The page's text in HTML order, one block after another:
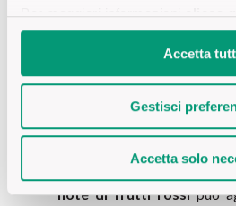
Per maggiori informazioniclicca
Accetta
Gestisci
Accetta solo
avvolgente o un ALTA
esaltare i sapori più leggeri e
I rosati stuzzicanti: i vini
buona aggiunta alla tua
abbinano bene a
note di frutti rossi può